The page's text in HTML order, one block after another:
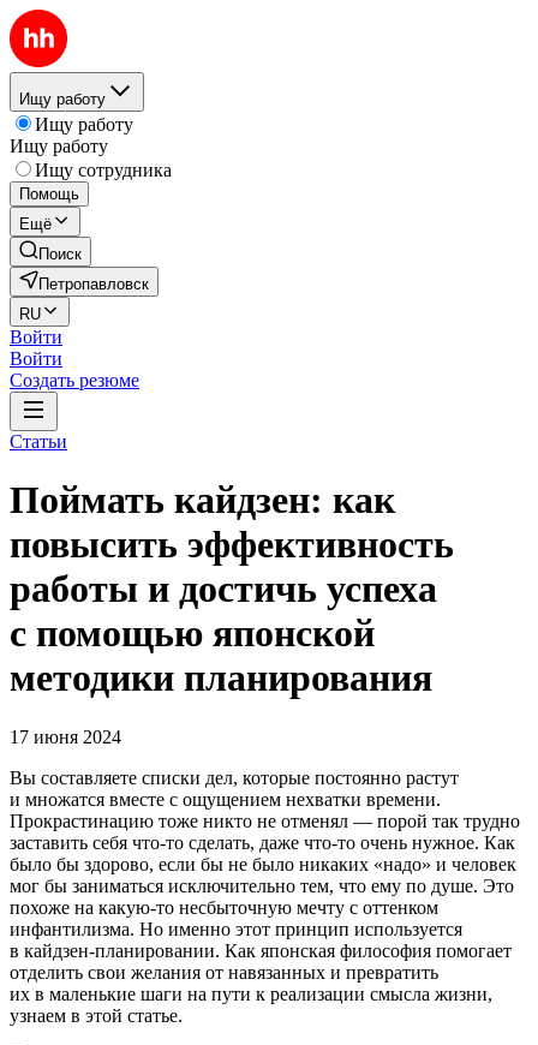
Ищу работу
Ищу работу
Ищу работу
Ищу сотрудника
Помощь
Ещё
Поиск
Петропавловск
RU
Войти
Войти
Создать резюме
Статьи
Поймать кайдзен: как
повысить эффективность
работы и достичь успеха
с помощью японской
методики планирования
17 июня 2024
Вы составляете списки дел, которые постоянно растут
и множатся вместе с ощущением нехватки времени.
Прокрастинацию тоже никто не отменял — порой так трудно
заставить себя что-то сделать, даже что-то очень нужное. Как
было бы здорово, если бы не было никаких «надо» и человек
мог бы заниматься исключительно тем, что ему по душе. Это
похоже на какую-то несбыточную мечту с оттенком
инфантилизма. Но именно этот принцип используется
в кайдзен-планировании. Как японская философия помогает
отделить свои желания от навязанных и превратить
их в маленькие шаги на пути к реализации смысла жизни,
узнаем в этой статье.